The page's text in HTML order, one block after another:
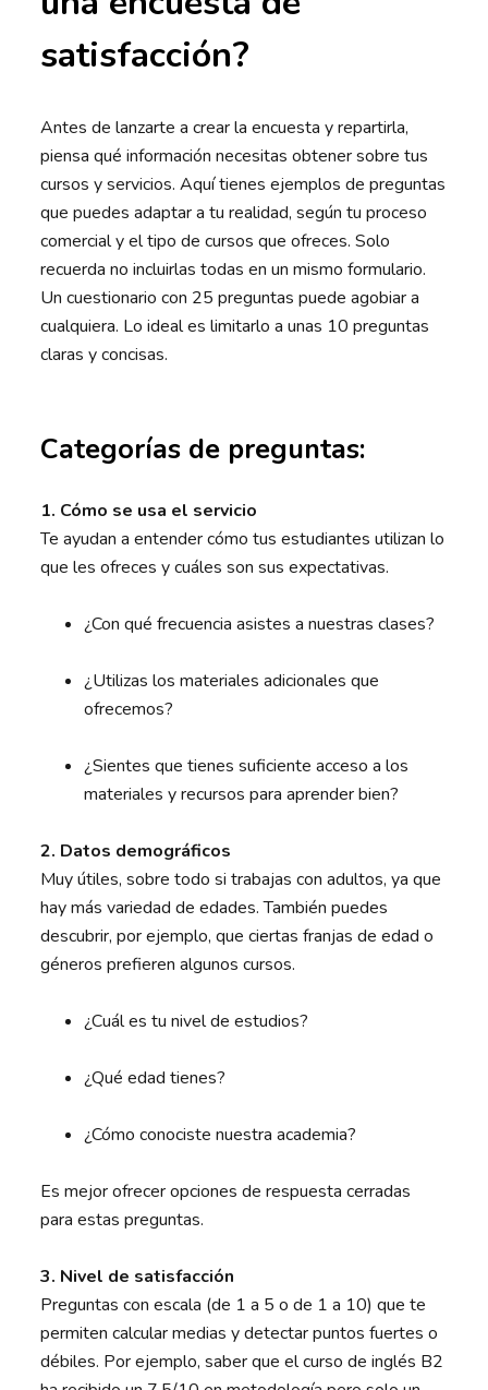
satisfacción?
Antes de lanzarte a crear la encuesta y repartirla,
piensa qué información necesitas obtener sobre tus
cursos y servicios. Aquí tienes ejemplos de preguntas
que puedes adaptar a tu realidad, según tu proceso
comercial y el tipo de cursos que ofreces. Solo
recuerda no incluirlas todas en un mismo formulario.
Un cuestionario con 25 preguntas puede agobiar a
cualquiera. Lo ideal es limitarlo a unas 10 preguntas
claras y concisas.
Categorías de preguntas:
1. Cómo se usa el servicio
Te ayudan a entender cómo tus estudiantes utilizan lo
que les ofreces y cuáles son sus expectativas.
¿Con qué frecuencia asistes a nuestras clases?
¿Utilizas los materiales adicionales que
ofrecemos?
¿Sientes que tienes suficiente acceso a los
materiales y recursos para aprender bien?
2. Datos demográficos
Muy útiles, sobre todo si trabajas con adultos, ya que
hay más variedad de edades. También puedes
descubrir, por ejemplo, que ciertas franjas de edad o
géneros prefieren algunos cursos.
¿Cuál es tu nivel de estudios?
¿Qué edad tienes?
¿Cómo conociste nuestra academia?
Es mejor ofrecer opciones de respuesta cerradas
para estas preguntas.
3. Nivel de satisfacción
Preguntas con escala (de 1 a 5 o de 1 a 10) que te
permiten calcular medias y detectar puntos fuertes o
débiles. Por ejemplo, saber que el curso de inglés B2